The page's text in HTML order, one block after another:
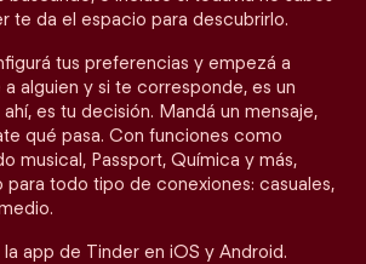
te da el espacio para descubrirlo.
tus preferencias y empezá a
a alguien y si te corresponde, es un
es tu decisión. Mandá un mensaje,
qué pasa. Con funciones como
musical, Passport, Química y más,
para todo tipo de conexiones: casuales,
app de Tinder en iOS y Android.